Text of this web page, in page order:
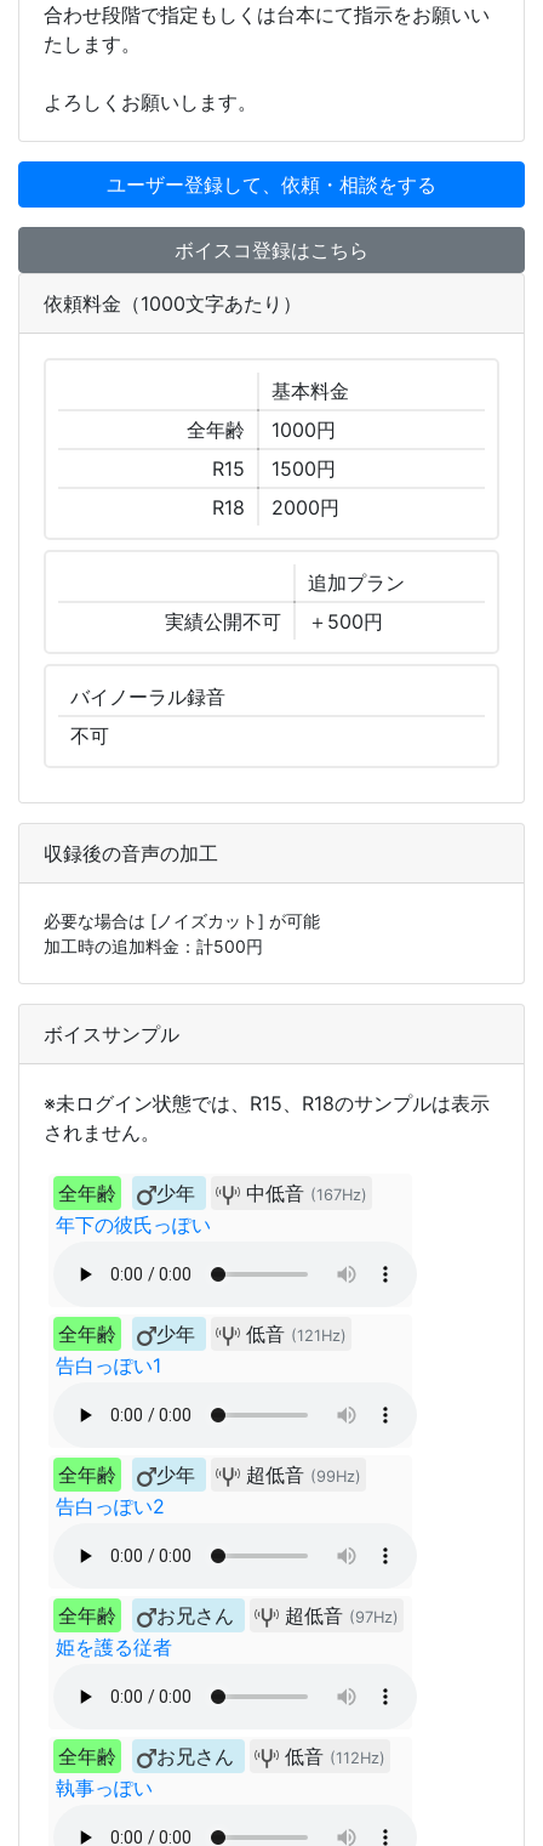
合わせ段階で指定もしくは台本にて指示をお願いい
たします。
よろしくお願いします。
ユーザー登録して、依頼・相談をする
ボイスコ登録はこちら
依頼料金（1000文字あたり）
基本料金
全年齢
1000円
R15
1500円
R18
2000円
追加プラン
実績公開不可
＋500円
バイノーラル録音
不可
収録後の音声の加工
必要な場合は [ノイズカット] が可能
加工時の追加料金：計500円
ボイスサンプル
※未ログイン状態では、R15、R18のサンプルは表示
されません。
全年齢 少年 中低音 (167Hz)
年下の彼氏っぽい
全年齢 少年 低音 (121Hz)
告白っぽい1
全年齢 少年 超低音 (99Hz)
告白っぽい2
全年齢 お兄さん 超低音 (97Hz)
姫を護る従者
全年齢 お兄さん 低音 (112Hz)
執事っぽい